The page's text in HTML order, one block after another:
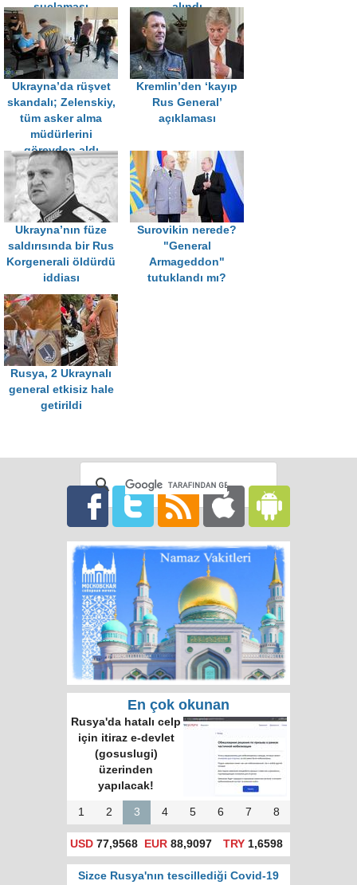
suçlaması
alındı
Ukrayna’da rüşvet
skandalı; Zelenskiy,
tüm asker alma
müdürlerini
görevden aldı
Kremlin’den ‘kayıp
Rus General’
açıklaması
Ukrayna’nın füze
saldırısında bir Rus
Korgenerali öldürdü
iddiası
Surovikin nerede?
"General
Armageddon"
tutuklandı mı?
Rusya, 2 Ukraynalı
general etkisiz hale
getirildi
En çok okunan
Rusya'da hatalı celp
için itiraz e-devlet
(gosuslugi)
üzerinden
yapılacak!
1 2 3 4 5 6 7 8
USD 77,9568 EUR 88,9097 TRY1,6598
Sizce Rusya'nın tescillediği Covid-19